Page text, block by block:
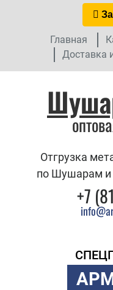
Главная
Доставка
Отгрузка
по Шушарам и
+7